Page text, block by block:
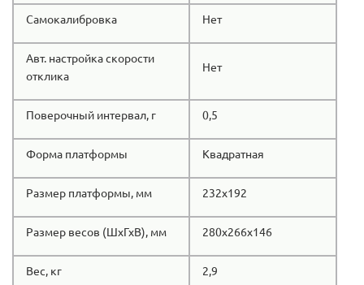
Самокалибровка Нет
Авт. настройка скорости
отклика
Нет
Поверочный интервал, г 0,5
Форма платформы Квадратная
Размер платформы, мм 232x192
Размер весов (ШхГхВ), мм 280x266x146
Вес, кг 2,9